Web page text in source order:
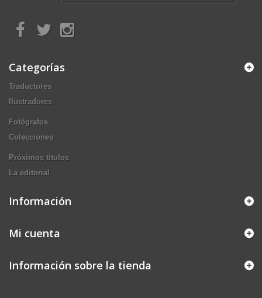
Categorías
Traductores
Ilustradores
Fotógrafos
Colecciones
Próximos títulos
La editorial
Información
Mi cuenta
Información sobre la tienda